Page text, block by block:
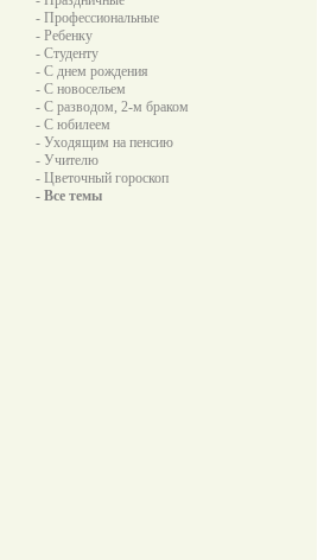
- Профессиональные
- Ребенку
- Студенту
- С днем рождения
- С новосельем
- С разводом, 2-м браком
- С юбилеем
- Уходящим на пенсию
- Учителю
- Цветочный гороскоп
- Все темы